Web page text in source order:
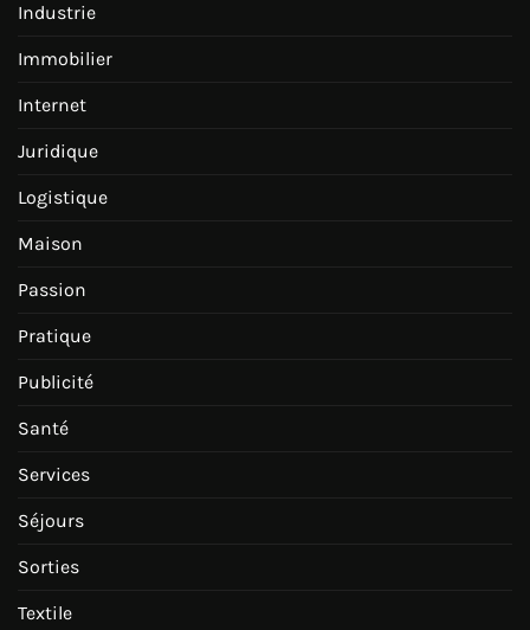
Industrie
Immobilier
Internet
Juridique
Logistique
Maison
Passion
Pratique
Publicité
Santé
Services
Séjours
Sorties
Textile